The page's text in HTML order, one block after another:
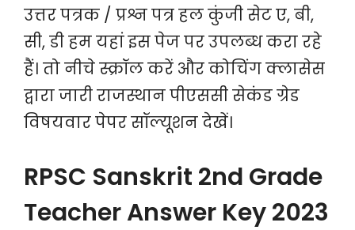
उत्तर पत्रक / प्रश्न पत्र हल कुंजी सेट ए, बी,
सी, डी हम यहां इस पेज पर उपलब्ध करा रहे
हैं। तो नीचे स्क्रॉल करें और कोचिंग क्लासेस
द्वारा जारी राजस्थान पीएससी सेकंड ग्रेड
विषयवार पेपर सॉल्यूशन देखें।
RPSC Sanskrit 2nd Grade
Teacher Answer Key 2023